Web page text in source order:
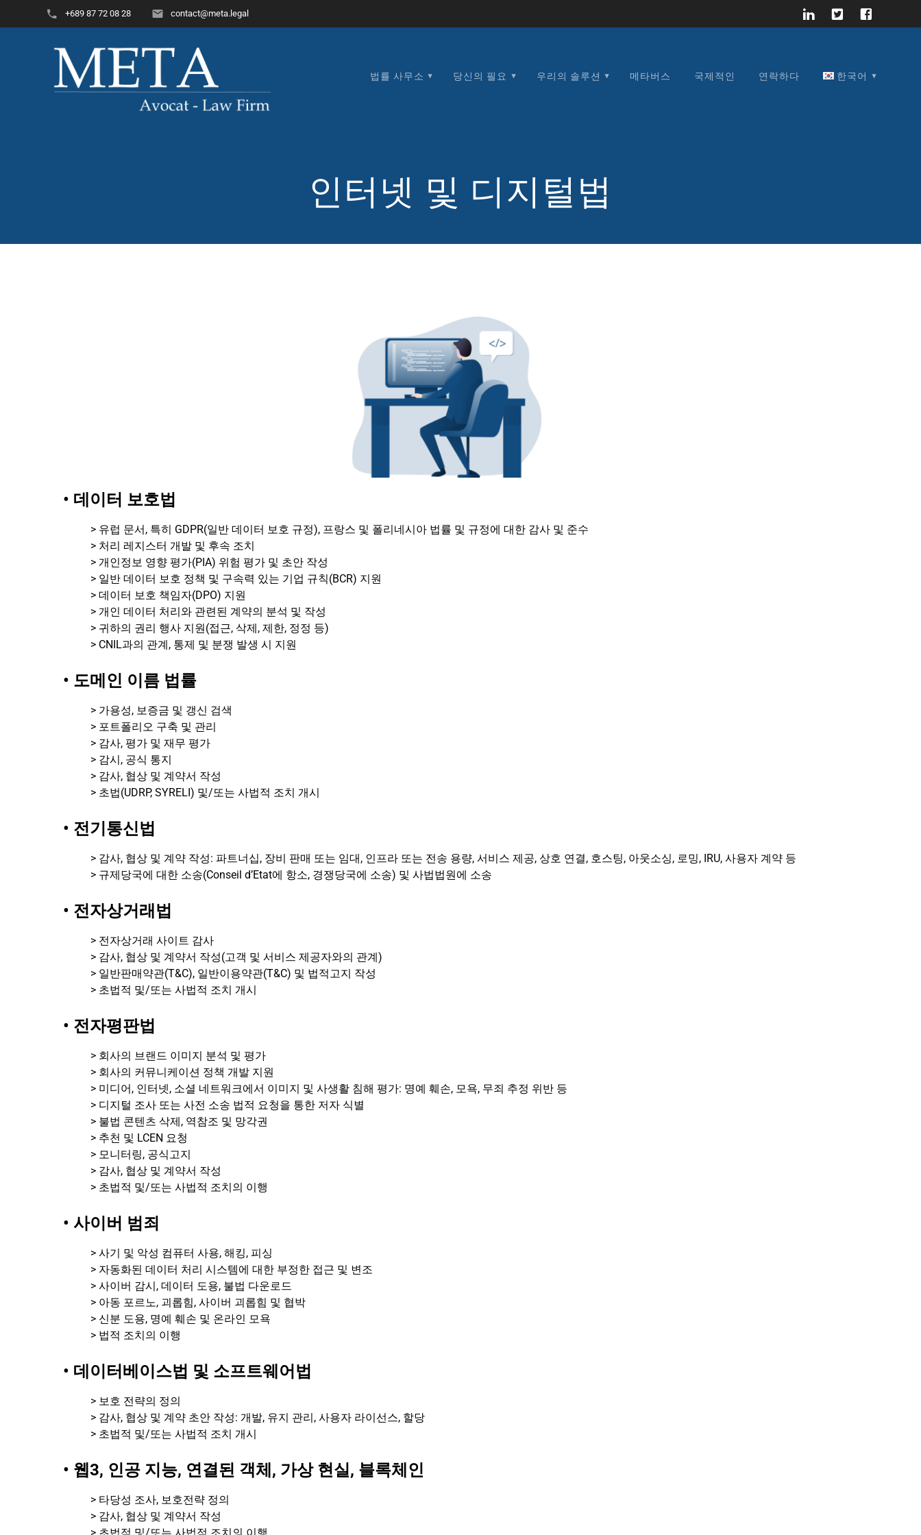
+689 87 72 08 28 contact@meta.legal
법률 사무소 당신의 필요 우리의 솔루션 메타버스 국제적인 연락하다 한국어
인터넷 및 디지털법
• 데이터 보호법
> 유럽 문서, 특히 GDPR(일반 데이터 보호 규정), 프랑스 및 폴리네시아 법률 및 규정에 대한 감사 및 준수
> 처리 레지스터 개발 및 후속 조치
> 개인정보 영향 평가(PIA) 위험 평가 및 초안 작성
> 일반 데이터 보호 정책 및 구속력 있는 기업 규칙(BCR) 지원
> 데이터 보호 책임자(DPO) 지원
> 개인 데이터 처리와 관련된 계약의 분석 및 작성
> 귀하의 권리 행사 지원(접근, 삭제, 제한, 정정 등)
> CNIL과의 관계, 통제 및 분쟁 발생 시 지원
• 도메인 이름 법률
> 가용성, 보증금 및 갱신 검색
> 포트폴리오 구축 및 관리
> 감사, 평가 및 재무 평가
> 감시, 공식 통지
> 감사, 협상 및 계약서 작성
> 초법(UDRP, SYRELI) 및/또는 사법적 조치 개시
• 전기통신법
> 감사, 협상 및 계약 작성: 파트너십, 장비 판매 또는 임대, 인프라 또는 전송 용량, 서비스 제공, 상호 연결, 호스팅, 아웃소싱, 로밍, IRU, 사용자 계약 등
> 규제당국에 대한 소송(Conseil d’Etat에 항소, 경쟁당국에 소송) 및 사법법원에 소송
• 전자상거래법
> 전자상거래 사이트 감사
> 감사, 협상 및 계약서 작성(고객 및 서비스 제공자와의 관계)
> 일반판매약관(T&C), 일반이용약관(T&C) 및 법적고지 작성
> 초법적 및/또는 사법적 조치 개시
• 전자평판법
> 회사의 브랜드 이미지 분석 및 평가
> 회사의 커뮤니케이션 정책 개발 지원
> 미디어, 인터넷, 소셜 네트워크에서 이미지 및 사생활 침해 평가: 명예 훼손, 모욕, 무죄 추정 위반 등
> 디지털 조사 또는 사전 소송 법적 요청을 통한 저자 식별
> 불법 콘텐츠 삭제, 역참조 및 망각권
> 추천 및 LCEN 요청
> 모니터링, 공식고지
> 감사, 협상 및 계약서 작성
> 초법적 및/또는 사법적 조치의 이행
• 사이버 범죄
> 사기 및 악성 컴퓨터 사용, 해킹, 피싱
> 자동화된 데이터 처리 시스템에 대한 부정한 접근 및 변조
> 사이버 감시, 데이터 도용, 불법 다운로드
> 아동 포르노, 괴롭힘, 사이버 괴롭힘 및 협박
> 신분 도용, 명예 훼손 및 온라인 모욕
> 법적 조치의 이행
• 데이터베이스법 및 소프트웨어법
> 보호 전략의 정의
> 감사, 협상 및 계약 초안 작성: 개발, 유지 관리, 사용자 라이선스, 할당
> 초법적 및/또는 사법적 조치 개시
• 웹3, 인공 지능, 연결된 객체, 가상 현실, 블록체인
> 타당성 조사, 보호전략 정의
> 감사, 협상 및 계약서 작성